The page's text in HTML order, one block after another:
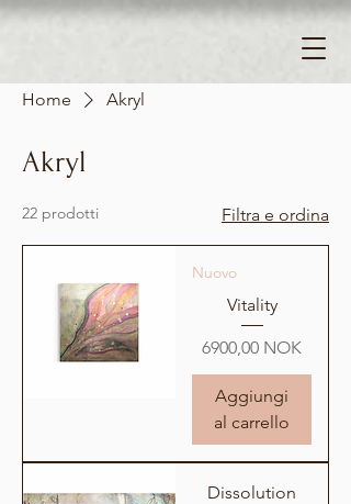
Home Akryl
Akryl
22 prodotti Filtra e ordina
Nuovo
Vitality
Prezzo
6900,00 NOK
Aggiungi
al carrello
Dissolution